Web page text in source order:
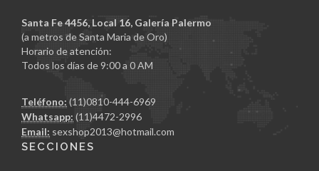
Santa Fe 4456, Local 16, Galería Palermo
(a metros de Santa Maria de Oro)
Horario de atención:
Todos los días de 9:00 a 0 AM
Teléfono: (11)0810-444-6969
Whatsapp: (11)4472-2996
Email: sexshop2013@hotmail.com
SECCIONES